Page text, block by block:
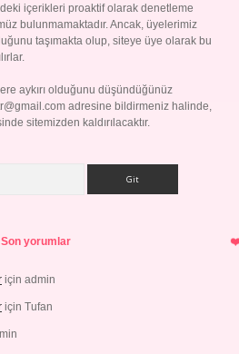
içerikleri proaktif olarak denetleme
bulunmamaktadır. Ancak, üyelerimiz
taşımakta olup, siteye üye olarak bu
aykırı olduğunu düşündüğünüz
adresine bildirmeniz halinde,
sitemizden kaldırılacaktır.
Son yorumlar
için admin
için Tufan